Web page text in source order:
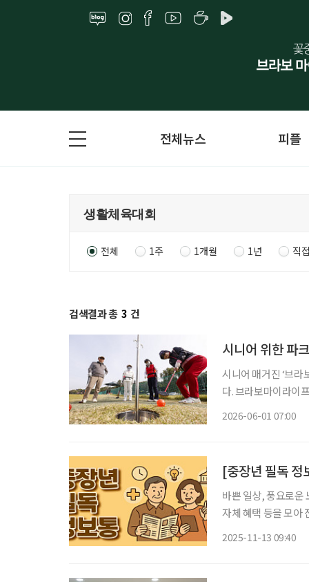
전체뉴스 피플
전체 1주 1개월 1년 직
검색결과 총 3 건
시니어 위한 파
시니어 매거진 ‘브라
다. 브라보마이라이
2026-06-01 07:00
바쁜 일상, 풍요로운
자체 혜택 등을 모아 전달 드립니다. 시민참여형 생
2025-11-13 09:40